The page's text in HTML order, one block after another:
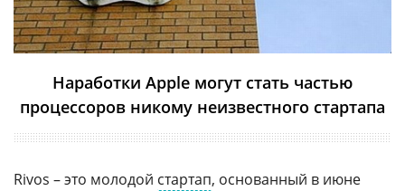
Наработки Apple могут стать частью
процессоров никому неизвестного стартапа
Rivos – это молодой стартап, основанный в июне